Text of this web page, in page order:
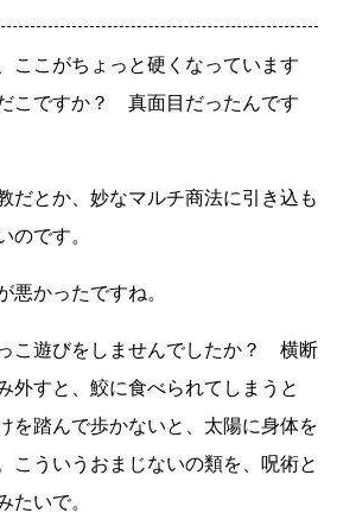
ここがちょっと硬くなっています
こですか？ 真面目だったんです
だとか、妙なマルチ商法に引き込も
のです。
悪かったですね。
こ遊びをしませんでしたか？ 横断
外すと、鮫に食べられてしまうと
を踏んで歩かないと、太陽に身体を
こういうおまじないの類を、呪術と
たいで。